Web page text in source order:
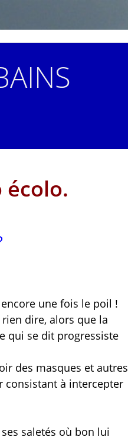
écolo.
une fois le poil !
rien dire, alors que la
qui se dit progressiste
des masques et autres
consistant à intercepter
saletés où bon lui